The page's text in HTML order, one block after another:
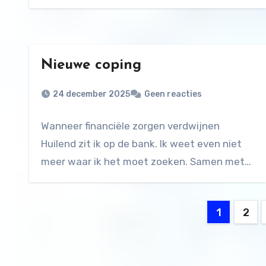
Nieuwe coping
24 december 2025 Geen reacties
Wanneer financiële zorgen verdwijnen
Huilend zit ik op de bank. Ik weet even niet
meer waar ik het moet zoeken. Samen met…
1 2